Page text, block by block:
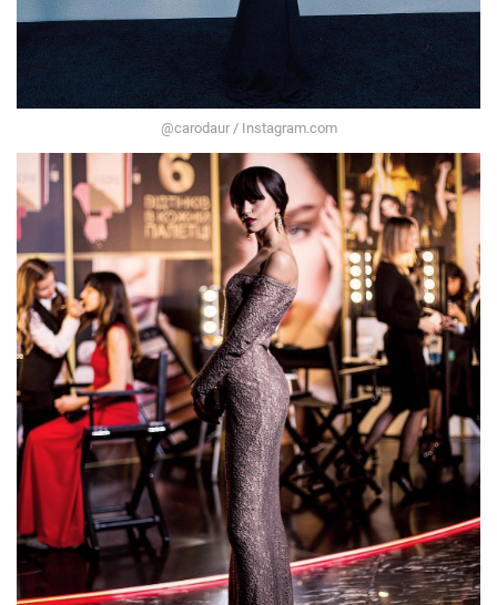
@carodaur / Instagram.com